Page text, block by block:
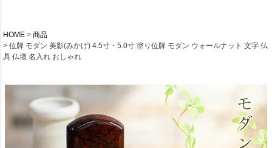
HOME
商品
位牌 モダン 美影(みかげ) 4.5寸・5.0寸 塗り位牌 モダン ウォールナット 文字 仏
具 仏壇 名入れ おしゃれ